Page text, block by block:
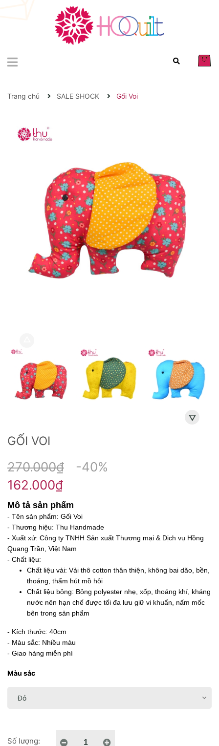
Trang chủ SALE SHOCK Gối Voi
GỐI VOI
270.000₫
-40%
162.000₫
Mô tả sản phẩm
- Tên sản phẩm: Gối Voi
- Thương hiệu: Thu Handmade
- Xuất xứ: Công ty TNHH Sản xuất Thương mại & Dịch vụ Hồng
Quang Trần, Việt Nam
- Chất liệu:
Chất liệu vải: Vải thô cotton thân thiện, không bai dão, bền,
thoáng, thấm hút mồ hôi
Chất liệu bông: Bông polyester nhẹ, xốp, thoáng khí, kháng
nước nên hạn chế được tối đa lưu giữ vi khuẩn, nấm mốc
bên trong sản phẩm
- Kích thước: 40cm
- Màu sắc: Nhiều màu
- Giao hàng miễn phí
Màu sắc
Số lượng: